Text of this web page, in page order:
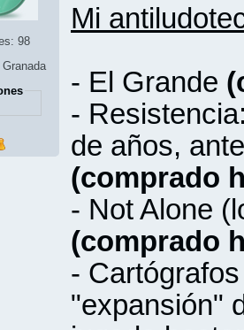
98
Mi
- El Grande
-
de años,
(comprado
- Not Alone
(comprado
-
"expansión"